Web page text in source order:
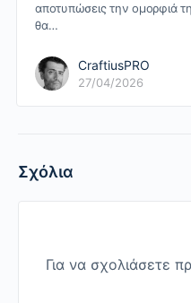
αποτυπώσεις την ομορφιά
θα…
CraftiusPRO
27/04/2026
Σχόλια
Για να σχολιάσετε